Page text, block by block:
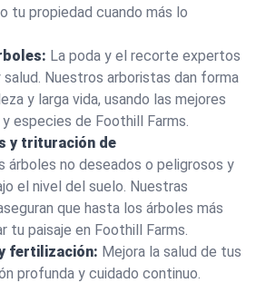
tu propiedad cuando más lo
La poda y el recorte expertos
salud. Nuestros arboristas dan forma
y larga vida, usando las mejores
especies de Foothill Farms.
y trituración de
árboles no deseados o peligrosos y
el nivel del suelo. Nuestras
que hasta los árboles más
tu paisaje en Foothill Farms.
fertilización: Mejora la salud de tus
profunda y cuidado continuo.